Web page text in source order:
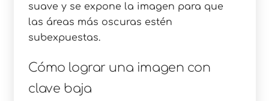
suave y se expone la imagen para que
las áreas más oscuras estén
subexpuestas.
Cómo lograr una imagen con
clave baja